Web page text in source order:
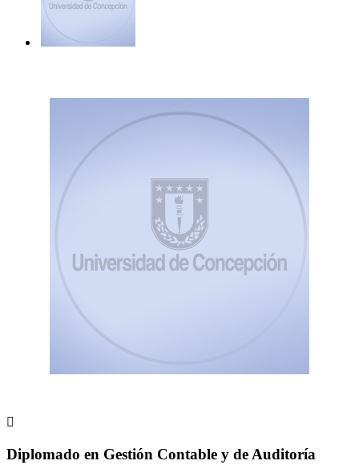

Diplomado en Gestión Contable y de Auditoría